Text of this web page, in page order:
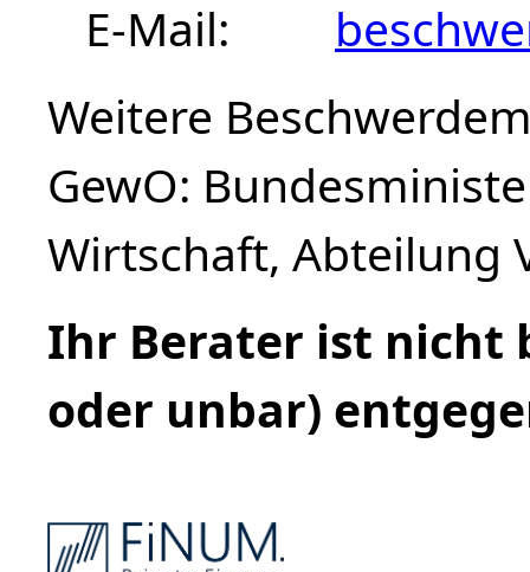
E-Mail
Weitere
GewO:
Wirtschaft, Abteilung
Ihr Berater ist nicht
oder unbar)